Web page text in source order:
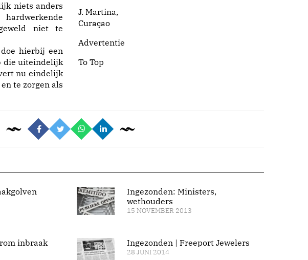
niets anders
niet te
hierbij een
die uiteindelijk
nu eindelijk
te zorgen als
J. Martina,
Curaçao
Advertentie
To Top
inbraak
Ingezonden: Ministers,
wethouders
15 NOVEMBER 2013
Ingezonden | Freeport Jewelers
28 JUNI 2014